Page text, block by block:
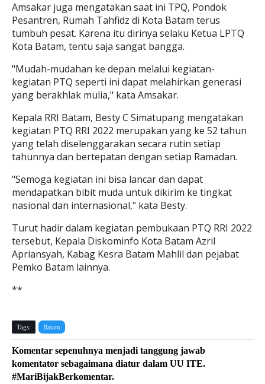
Amsakar juga mengatakan saat ini TPQ, Pondok
Pesantren, Rumah Tahfidz di Kota Batam terus
tumbuh pesat. Karena itu dirinya selaku Ketua LPTQ
Kota Batam, tentu saja sangat bangga.
"Mudah-mudahan ke depan melalui kegiatan-
kegiatan PTQ seperti ini dapat melahirkan generasi
yang berakhlak mulia," kata Amsakar.
Kepala RRI Batam, Besty C Simatupang mengatakan
kegiatan PTQ RRI 2022 merupakan yang ke 52 tahun
yang telah diselenggarakan secara rutin setiap
tahunnya dan bertepatan dengan setiap Ramadan.
"Semoga kegiatan ini bisa lancar dan dapat
mendapatkan bibit muda untuk dikirim ke tingkat
nasional dan internasional," kata Besty.
Turut hadir dalam kegiatan pembukaan PTQ RRI 2022
tersebut, Kepala Diskominfo Kota Batam Azril
Apriansyah, Kabag Kesra Batam Mahlil dan pejabat
Pemko Batam lainnya.
**
Tags: Batam
Komentar sepenuhnya menjadi tanggung jawab
komentator sebagaimana diatur dalam UU ITE.
#MariBijakBerkomentar.